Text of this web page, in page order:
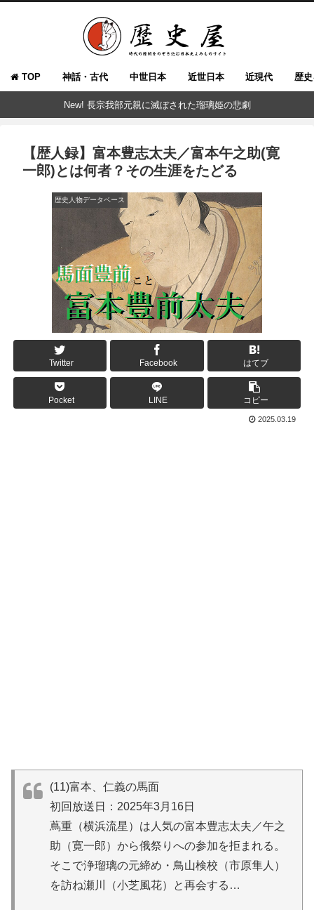
TOP 神話・古代 中世日本 近世日本 近現代 歴
New! 長宗我部元親に滅ぼされた瑠璃姫の悲劇
【歴人録】富本豊志太夫／富本午之助(寛
一郎)とは何者？その生涯をたどる
歴史人物データベース
Twitter Facebook はてブ
Pocket LINE コピー
2025.03.19
(11)富本、仁義の馬面
初回放送日：2025年3月16日
蔦重（横浜流星）は人気の富本豊志太夫／午之
助（寛一郎）から俄祭りへの参加を拒まれる。
そこで浄瑠璃の元締め・鳥山検校（市原隼人）
を訪ね瀬川（小芝風花）と再会する…